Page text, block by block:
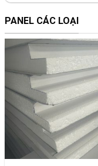
PANEL CÁC LOẠI